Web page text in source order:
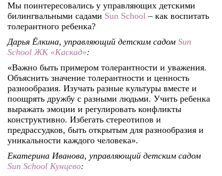
Мы поинтересовались у управляющих детскими
билингвальными садами Sun School – как воспитать
толерантного ребенка?
Дарья Ёлкина, управляющий детским садом Sun
School ЖК «Каскад»:
«Важно быть примером толерантности и уважения.
Объяснить значение толерантности и ценность
разнообразия. Изучать разные культуры вместе и
поощрять дружбу с разными людьми. Учить ребенка
выражать эмоции и регулировать конфликты
конструктивно. Избегать стереотипов и
предрассудков, быть открытым для разнообразия и
уникальности каждого человека».
Екатерина Иванова, управляющий детским садом
Sun School Кунцево: